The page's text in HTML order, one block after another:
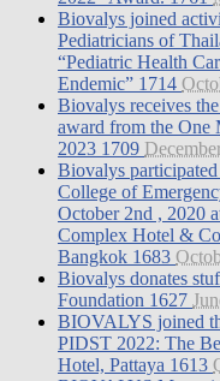
Biovalys joined
Pediatricians of
“Pediatric Health
Endemic” 1714
Biovalys receives
award from the One
2023 1709
Biovalys
College of
October 2nd , 2020
Complex Hotel &
Bangkok 1683
Biovalys donates
Foundation 1627
BIOVALYS joined
PIDST 2022: The
Hotel, Pattaya 1613